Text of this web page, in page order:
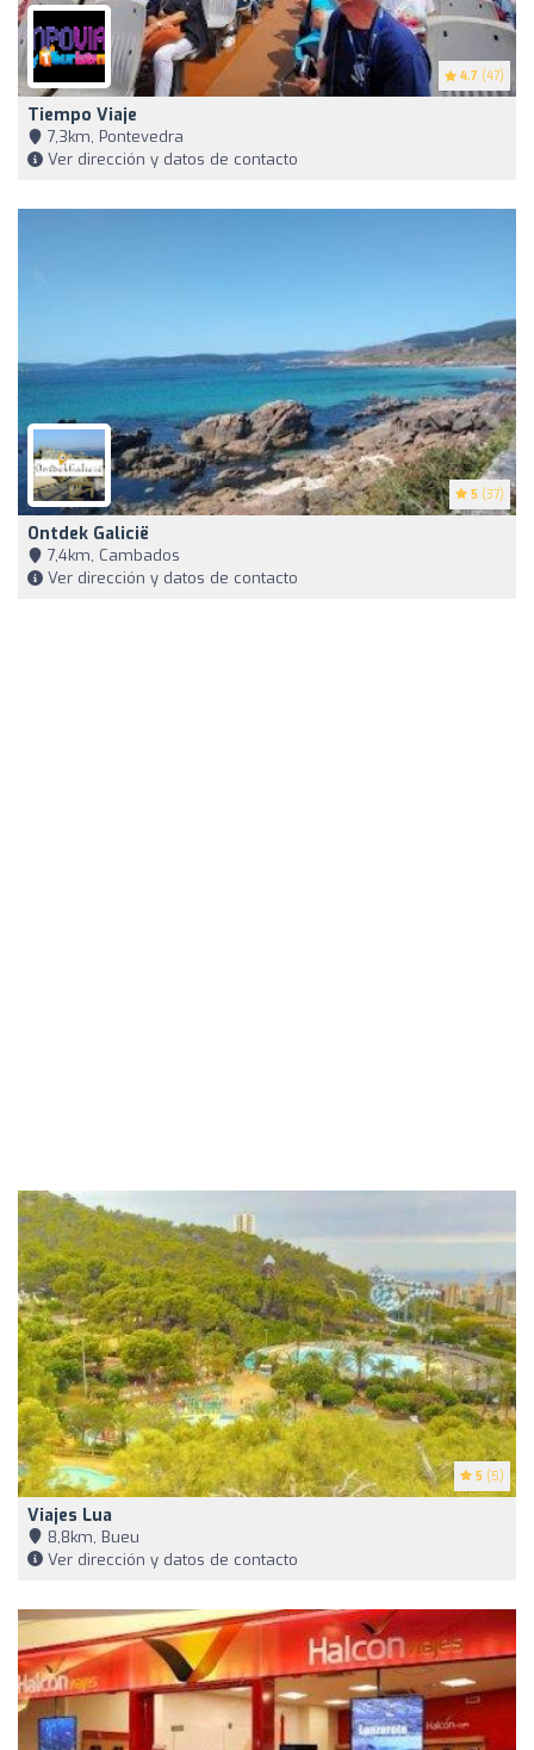
4.7 (47)
Tiempo Viaje
7,3km, Pontevedra
Ver dirección y datos de contacto
5 (37)
Ontdek Galicië
7,4km, Cambados
Ver dirección y datos de contacto
5 (5)
Viajes Lua
8,8km, Bueu
Ver dirección y datos de contacto